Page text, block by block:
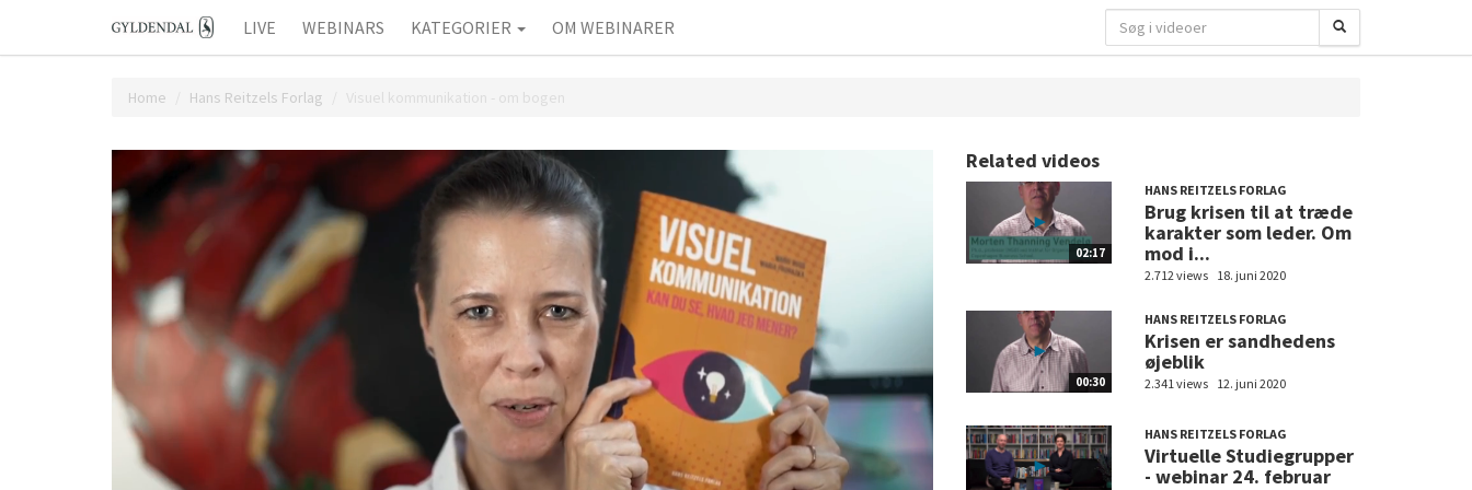
LIVE WEBINARS KATEGORIER OM WEBINARER
Home Hans Reitzels Forlag Visuel kommunikation - om bogen
Related videos
02:17
HANS REITZELS FORLAG
Brug krisen til at træde
karakter som leder. Om
mod i...
2.712 views 18. juni 2020
00:30
HANS REITZELS FORLAG
Krisen er sandhedens
øjeblik
2.341 views 12. juni 2020
HANS REITZELS FORLAG
Virtuelle Studiegrupper
- webinar 24. februar